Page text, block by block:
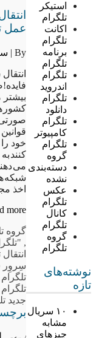
استیکر
تلگرام
اکانت
تلگرام
برنامه
تلگرام
تلگرام
اندروید
تلگرام
دانلود
تلگرام
کامپیوتر
تلگرام
گروه
دسته‌بندی
نشده
عکس
تلگرام
کانال
تلگرام
گروه
تلگرام
نوشته‌های
تازه
۱۰ سریال
مشابه
چیزهای
عمل
By |
کشور
خود
کنند
می
شبکه
اخذ
more »
گروه
,
انتقال
سِروِر
تلگرام
تلگرام
جدید